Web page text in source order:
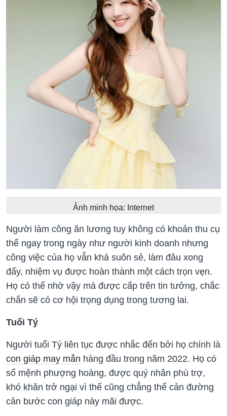
Ảnh minh họa: Internet
Người làm công ăn lương tuy không có khoản thu cụ
thể ngay trong ngày như người kinh doanh nhưng
công việc của họ vẫn khá suôn sẻ, làm đâu xong
đấy, nhiệm vụ được hoàn thành một cách trọn vẹn.
Họ có thể nhờ vậy mà được cấp trên tin tưởng, chắc
chắn sẽ có cơ hội trọng dụng trong tương lai.
Tuổi Tý
Người tuổi Tý liên tục được nhắc đến bởi họ chính là
con giáp may mắn hàng đầu trong năm 2022. Họ có
số mệnh phượng hoàng, được quý nhân phù trợ,
khó khăn trở ngại vì thế cũng chẳng thể cản đường
cản bước con giáp này mãi được.